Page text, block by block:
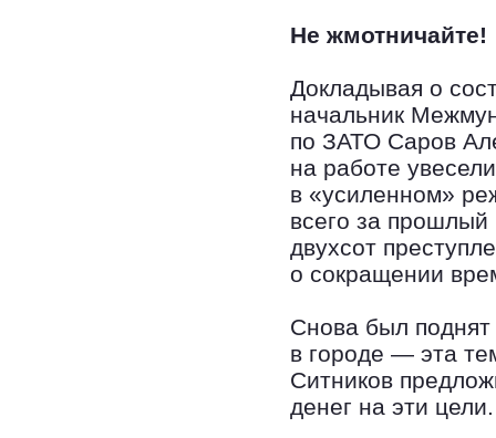
Не жмотничайте!
Докладывая о
начальник
по ЗАТО Саров
на работе
в «усиленном»
всего за прошлый
двухсот
о сокращении
Снова был
в городе — эта
Ситников
денег на эти цели.